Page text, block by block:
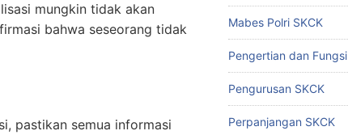
mungkin tidak akan
bahwa seseorang tidak
pastikan semua informasi
Mabes Polri SKCK
Pengertian dan Fungsi
Pengurusan SKCK
Perpanjangan SKCK